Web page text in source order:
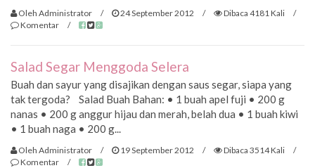
Oleh Administrator / 24 September 2012 / Dibaca 4181 Kali
/
Komentar
/
Salad Segar Menggoda Selera
Buah dan sayur yang disajikan dengan saus segar, siapa yang
tak tergoda? Salad Buah Bahan: • 1 buah apel fuji • 200 g
nanas • 200 g anggur hijau dan merah, belah dua • 1 buah kiwi
• 1 buah naga • 200 g...
Oleh Administrator / 19 September 2012 / Dibaca 3514 Kali
/
Komentar
/